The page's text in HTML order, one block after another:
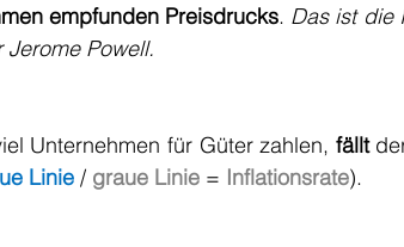
empfunden Preisdrucks. Das ist die
Powell.
Unternehmen für Güter zahlen, fällt
Linie / graue Linie = Inflationsrate).